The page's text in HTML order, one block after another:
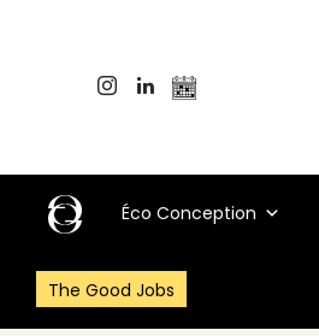
Éco Conception
The Good Jobs